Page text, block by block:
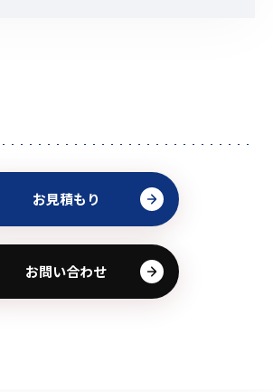
お見積もり
お問い合わせ